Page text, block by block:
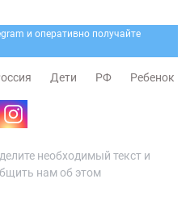
и оперативно получайте
Дети РФ Ребенок
необходимый текст и
нам об этом